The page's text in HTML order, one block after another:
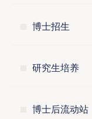
博士招生
研究生培养
博士后流动站